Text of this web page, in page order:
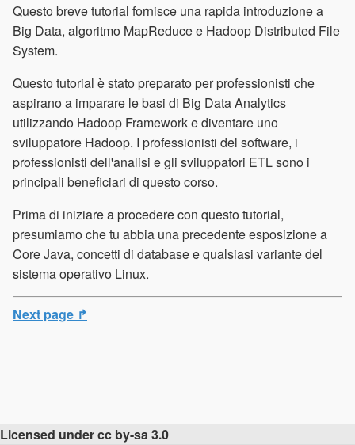
Questo breve tutorial fornisce una rapida introduzione a
Big Data, algoritmo MapReduce e Hadoop Distributed File
System.
Questo tutorial è stato preparato per professionisti che
aspirano a imparare le basi di Big Data Analytics
utilizzando Hadoop Framework e diventare uno
sviluppatore Hadoop. I professionisti del software, i
professionisti dell'analisi e gli sviluppatori ETL sono i
principali beneficiari di questo corso.
Prima di iniziare a procedere con questo tutorial,
presumiamo che tu abbia una precedente esposizione a
Core Java, concetti di database e qualsiasi variante del
sistema operativo Linux.
Next page ↱
Licensed under cc by-sa 3.0